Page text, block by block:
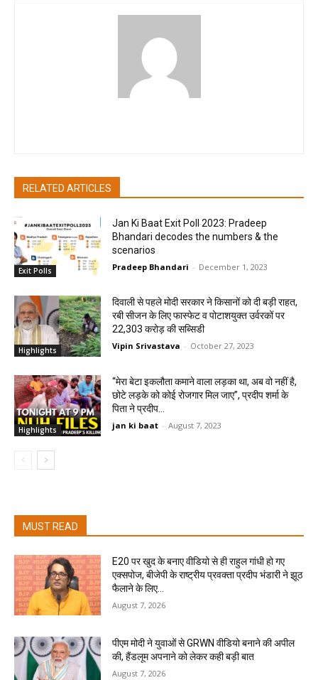
RELATED ARTICLES
Exit Polls
Jan Ki Baat Exit Poll 2023: Pradeep
Bhandari decodes the numbers & the
scenarios
Pradeep Bhandari - December 1, 2023
Highlights
दिवाली से पहले मोदी सरकार ने किसानों को दी बड़ी राहत,
रबी सीजन के लिए फास्फेट व पोटाशयुक्त उर्वरकों पर
22,303 करोड़ की सब्सिडी
Vipin Srivastava - October 27, 2023
Highlights
“मेरा बेटा इकलौता कमाने वाला लड़का था, अब वो नहीं है,
छोटे लड़के को कोई रोजगार मिल जाए”, प्रदीप शर्मा के
पिता ने प्रदीप...
jan ki baat - August 7, 2023
MUST READ
E20 पर खुद के बनाए वीडियो से ही राहुल गांधी हो गए
एक्सपोज, बीजेपी के राष्ट्रीय प्रवक्ता प्रदीप भंडारी ने झूठ
फैलाने के लिए...
August 7, 2026
पीएम मोदी ने युवाओं से GRWN वीडियो बनाने की अपील
की, हैंडलूम अपनाने को लेकर कही बड़ी बात
August 7, 2026